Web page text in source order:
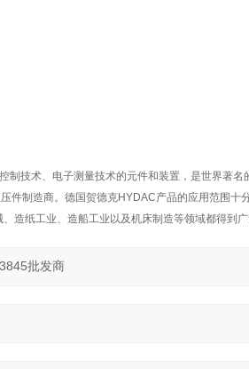
制技术、电子测量技术的元件和装置，是世界著名
件制造商。德国贺德克HYDAC产品的应用范围十
造纸工业、造船工业以及机床制造等领域都得到广